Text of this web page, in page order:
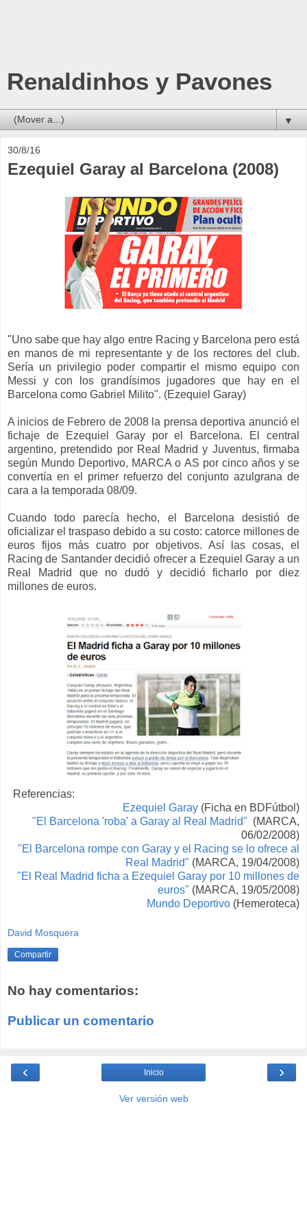
Renaldinhos y Pavones
▼
30/8/16
Ezequiel Garay al Barcelona (2008)
"Uno sabe que hay algo entre Racing y Barcelona pero está
en manos de mi representante y de los rectores del club.
Sería un privilegio poder compartir el mismo equipo con
Messi y con los grandísimos jugadores que hay en el
Barcelona como Gabriel Milito". (Ezequiel Garay)
A inicios de Febrero de 2008 la prensa deportiva anuncióel
fichaje de Ezequiel Garay por el Barcelona. El central
argentino, pretendido por Real Madrid y Juventus, firmaba
según Mundo Deportivo, MARCA o AS por cinco años y se
convertía en el primer refuerzo de l conjunto azulgrana de
cara a la temporada 08/09.
Cuandotodo parecía hecho, el Barcelona desistió de
oficializar eltraspaso debido a su costo: catorce millones de
euros fijos más cuatro por objetivos. Así las cosas, el
Racing de Santander decidió ofrecer a Ezequiel Garay a un
Real Madrid que no dudó ydecidió ficharlo por diez
millones de euros.
Referencias:
Ezequiel Garay (Ficha en BDFútbol)
"El Barcelona 'roba' a Garay al Real Madrid" (MARCA,
06/02/2008)
"El Barcelona rompe con Garay y el Racing se lo ofrece al
Real Madrid" (MARCA, 19/04/2008)
"El Real Madrid ficha a Ezequiel Garay por 10 millones de
euros" (MARCA, 19/05/2008)
Mundo Deportivo (Hemeroteca)
David Mosquera
Compartir
No hay comentarios:
Publicar un comentario
‹ ›
Inicio
Ver versión web